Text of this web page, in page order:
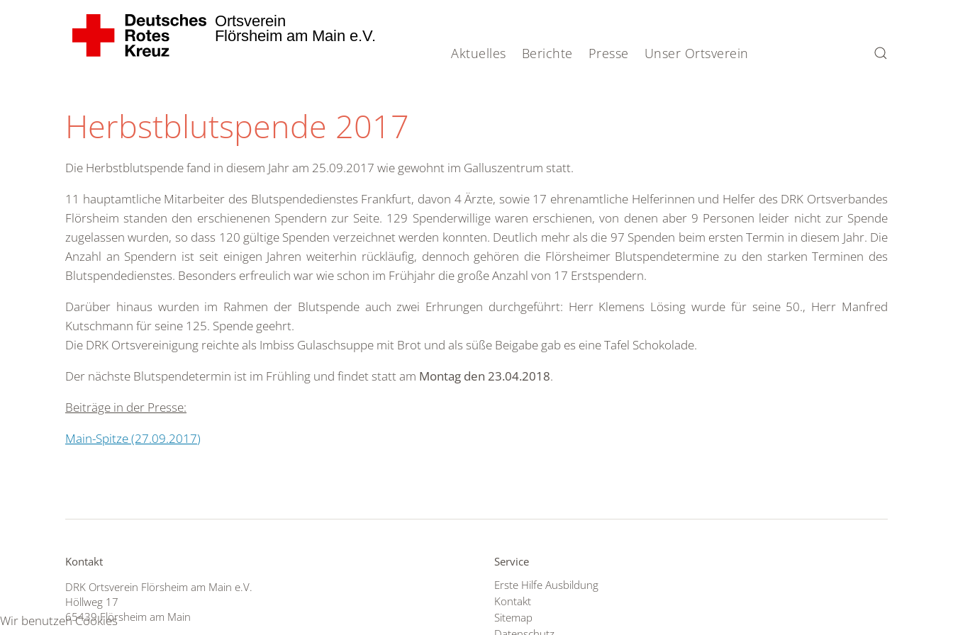
Zum Hauptinhalt springen
Ortsverein
Flörsheim am Main e.V.
Aktuelles
Berichte Presse Unser Ortsverein
Herbstblutspende 2017
Die Herbstblutspende fand in diesem Jahr am 25.09.2017 wie gewohnt im Galluszentrum statt.
11 hauptamtliche Mitarbeiter des Blutspendedienstes Frankfurt, davon 4 Ärzte, sowie 17 ehrenamtliche Helferinnen und Helfer des DRK Ortsverbandes
Flörsheim standen den erschienenen Spendern zur Seite. 129 Spenderwillige waren erschienen, von denen aber 9 Personen leider nicht zur Spende
zugelassen wurden, so dass 120 gültige Spenden verzeichnet werden konnten. Deutlich mehr als die 97 Spenden beim ersten Termin in diesem Jahr. Die
Anzahl an Spendern ist seit einigen Jahren weiterhin rückläufig, dennoch gehören die Flörsheimer Blutspendetermine zu den starken Terminen des
Blutspendedienstes. Besonders erfreulich war wie schon im Frühjahr die große Anzahl von 17 Erstspendern.
Darüber hinaus wurden im Rahmen der Blutspende auch zwei Erhrungen durchgeführt: Herr Klemens Lösing wurde für seine 50., Herr Manfred
Kutschmann für seine 125. Spende geehrt.
Die DRK Ortsvereinigung reichte als Imbiss Gulaschsuppe mit Brot und als süße Beigabe gab es eine Tafel Schokolade.
Der nächste Blutspendetermin ist im Frühling und findet statt am Montag den 23.04.2018.
Beiträge in der Presse:
Main-Spitze (27.09.2017)
Kontakt
DRK Ortsverein Flörsheim am Main e.V.
Höllweg 17
65439 Flörsheim am Main
Service
Erste Hilfe Ausbildung
Kontakt
Sitemap
Wir benutzen Cookies